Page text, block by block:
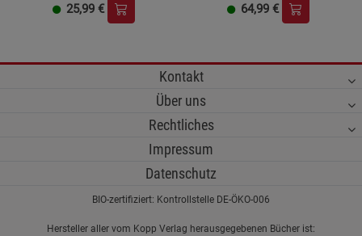
25,99 € 64,99 €
Kontakt
Über uns
Rechtliches
Impressum
Datenschutz
BIO-zertifiziert: Kontrollstelle DE-ÖKO-006
Hersteller aller vom Kopp Verlag herausgegebenen Bücher ist: